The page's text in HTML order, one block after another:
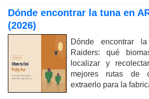
Dónde encontrar la tuna en
(2026)
Dónde encontrar
Raiders: qué
localizar y
mejores rutas de
extraerlo para la